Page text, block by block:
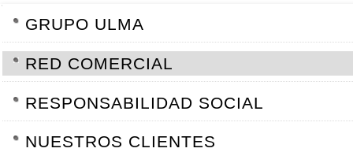
GRUPO ULMA
RED COMERCIAL
RESPONSABILIDAD SOCIAL
NUESTROS CLIENTES